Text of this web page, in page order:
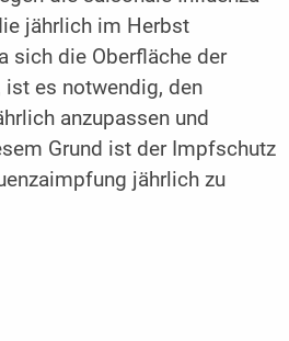
jährlich im Herbst
sich die Oberfläche der
ist es notwendig, den
anzupassen und
Grund ist der Impfschutz
jährlich zu